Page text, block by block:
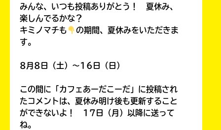
みんな、いつも投稿ありがとう！ 夏休み、
楽しんでるかな？
キミノマチも
の期間、夏休みをいただきま
す。
8月8日（土）～16日（日）
この間に「カフェあーだこーだ」に投稿され
たコメントは、夏休み明け後も更新すること
ができないよ！ 17日（月）以降に送って
ね。